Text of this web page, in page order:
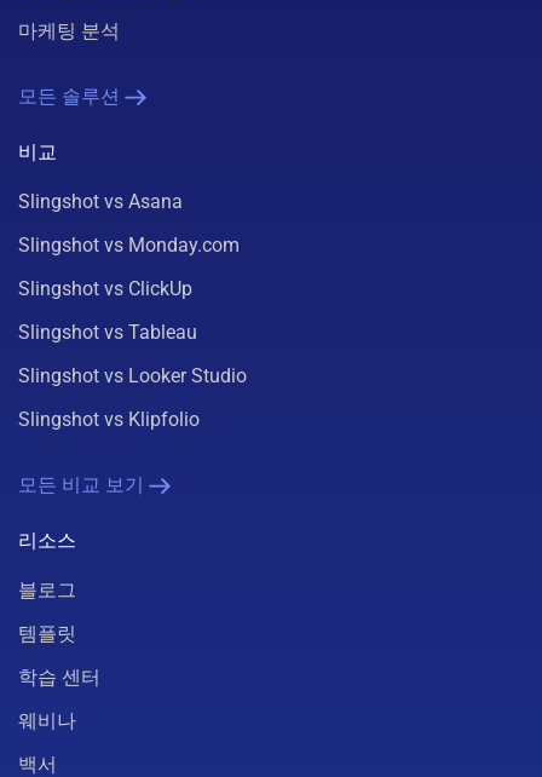
마케팅 분석
모든 솔루션
비교
Slingshot vs Asana
Slingshot vs Monday.com
Slingshot vs ClickUp
Slingshot vs Tableau
Slingshot vs Looker Studio
Slingshot vs Klipfolio
모든 비교 보기
리소스
블로그
템플릿
학습 센터
웨비나
백서